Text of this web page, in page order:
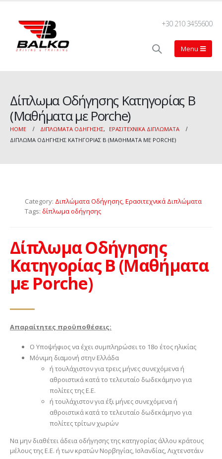
+30 210 3455600
Δίπλωμα Οδήγησης Κατηγορίας Β
(Μαθήματα με Porche)
HOME ΔΙΠΛΏΜΑΤΑ ΟΔΉΓΗΣΗΣ,
ΕΡΑΣΙΤΕΧΝΙΚΆ ΔΙΠΛΏΜΑΤΑ
ΔΊΠΛΩΜΑ ΟΔΉΓΗΣΗΣ ΚΑΤΗΓΟΡΊΑΣ Β (ΜΑΘΉΜΑΤΑ ΜΕ PORCHE)
Category: Διπλώματα Οδήγησης,Ερασιτεχνικά Διπλώματα
Tags: δίπλωμα οδήγησης
Δίπλωμα Οδήγησης
Κατηγορίας Β (Μαθήματα
με Porche)
Απαραίτητες προϋποθέσεις:
Ο Υποψήφιος να έχει συμπληρώσει το 18ο έτος ηλικίας
Μόνιμη διαμονή στην Ελλάδα
ή τουλάχιστον για τρεις μήνες συνεχόμενα ή
αθροιστικά κατά το τελευταίο δωδεκάμηνο για
πολίτες της Ε.Ε.
ή τουλάχιστον για έξι μήνες συνεχόμενα ή
αθροιστικά κατά το τελευταίο δωδεκάμηνο για
πολίτες τρίτων χωρών
Να μην διαθέτει άδεια οδήγησης της κατηγορίας άλλου κράτους
μέλους της Ε.Ε. ή των κρατών Νορβηγίας, Ισλανδίας, Λιχτενστάιν